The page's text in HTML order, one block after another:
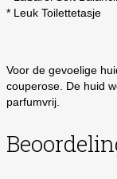
* Leuk Toilettetasje
Voor de gevoelige
couperose. De huid
parfumvrij.